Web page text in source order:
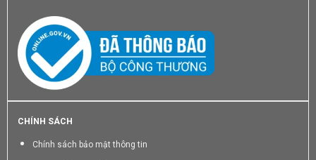
CHÍNH SÁCH
Chính sách bảo mật thông tin